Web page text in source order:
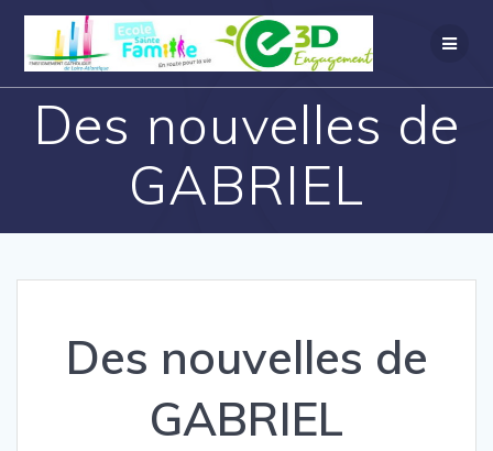
Des nouvelles de
GABRIEL
Des nouvelles de
GABRIEL